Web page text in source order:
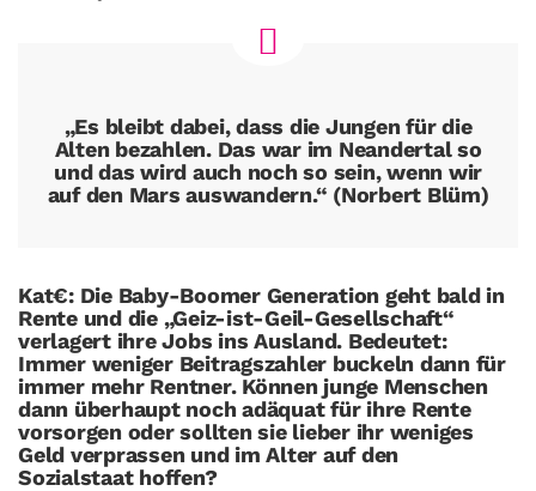
„Es bleibt dabei, dass die Jungen für die
Alten bezahlen. Das war im Neandertal so
und das wird auch noch so sein, wenn wir
auf den Mars auswandern.“ (Norbert Blüm)
Kat€: Die Baby-Boomer Generation geht bald in
Rente und die „Geiz-ist-Geil-Gesellschaft“
verlagert ihre Jobs ins Ausland. Bedeutet:
Immer weniger Beitragszahler buckeln dann für
immer mehr Rentner. Können junge Menschen
dann überhaupt noch adäquat für ihre Rente
vorsorgen oder sollten sie lieber ihr weniges
Geld verprassen und im Alter auf den
Sozialstaat hoffen?